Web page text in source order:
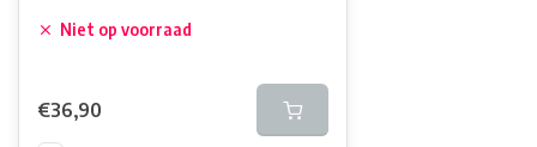
Niet op voorraad
€36,90